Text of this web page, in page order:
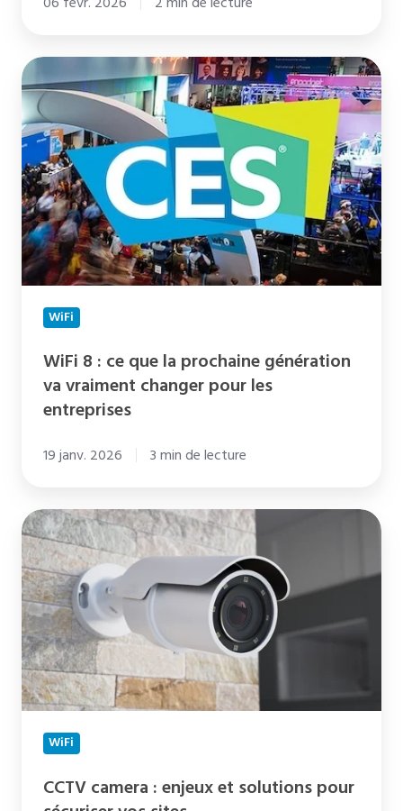
WiFi
8
:
ce
que
la
prochaine
génération
va
changer
entreprises
WiFi
WiFi 8 : ce que la prochaine génération
va vraiment changer pour les
entreprises
19 janv. 2026 3 min de lecture
CCTV
camera
:
enjeux
et
solutions
pour
sécuriser
sitesWiFi
CCTV camera : enjeux et solutions pour